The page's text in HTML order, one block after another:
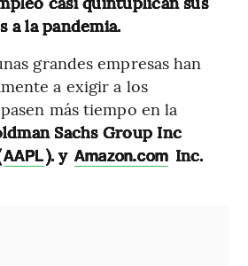
a la pandemia.
grandes empresas han
a exigir a los
más tiempo en la
Sachs Group Inc
AAPL). y Amazon.com Inc.